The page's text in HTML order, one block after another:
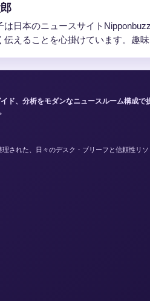
は日本のニュースサイト
伝えることを心掛けています。趣
ド、分析をモダンなニュースルーム構成で
された、日々のデスク・ブリーフと信頼性リソ